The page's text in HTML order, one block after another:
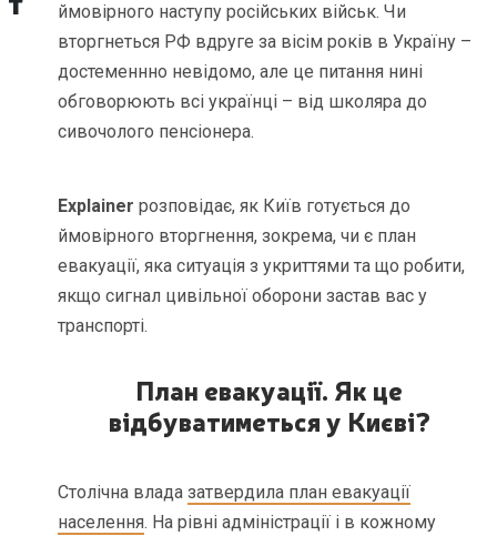
ймовірного наступу російських військ. Чи
вторгнеться РФ вдруге за вісім років в Україну –
достеменнно невідомо, але це питання нині
обговорюють всі українці – від школяра до
сивочолого пенсіонера.
Explainerрозповідає, як Київ готується до
ймовірного вторгнення, зокрема, чи є план
евакуації, яка ситуація з укриттями та що робити,
якщо сигнал цивільної оборони застав вас у
транспорті.
План евакуації. Як це
відбуватиметься у Києві?
Столічна владазатвердила план евакуації
населення. На рівні адміністрації і в кожному